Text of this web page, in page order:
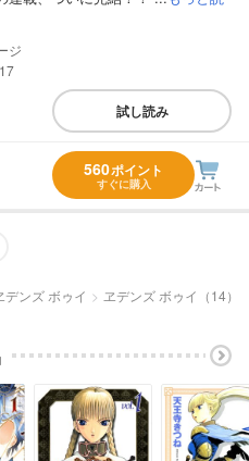
試し読み
560ポイント
すぐに購入
デンズ ボゥイ ヱデンズ ボゥイ（14）